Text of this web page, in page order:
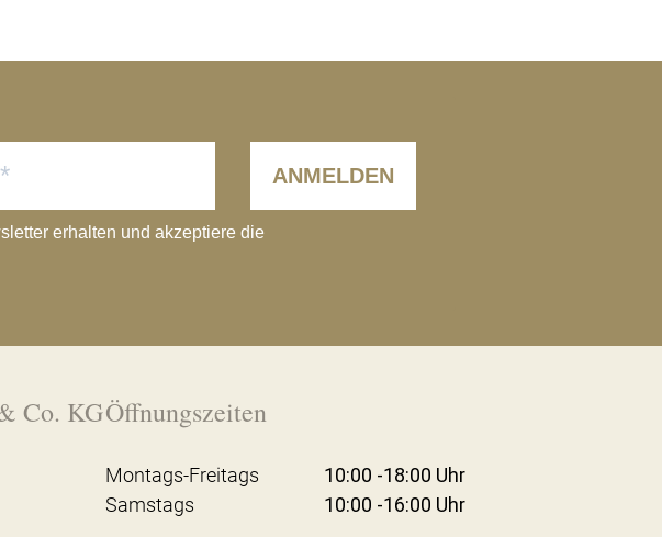
ANMELDEN
erhalten und akzeptiere die
Co. KGÖffnungszeiten
Montags-Freitags
10:00 -18:00 Uhr
Samstags
10:00 -16:00 Uhr